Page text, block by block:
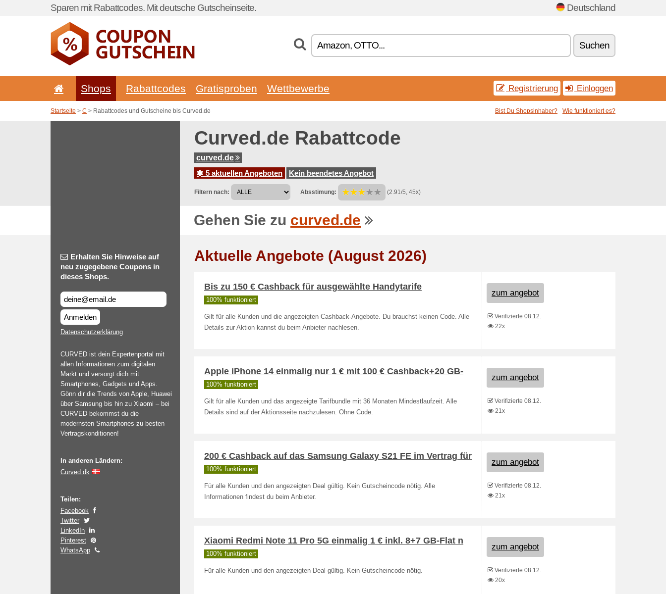
Sparen mit Rabattcodes. Mit deutsche Gutscheinseite. Deutschland
Suchen
Shops Rabattcodes Gratisproben Wettbewerbe Registrierung Einloggen
Startseite > C > Rabattcodes und Gutscheine bis Curved.de Bist Du Shopsinhaber? Wie funktioniert es?
Curved.de Rabattcode
curved.de
5 aktuellen Angeboten
Kein beendetes Angebot
Filtern nach: Absstimung: (2.91/5, 45x)
Gehen Sie zu curved.de
Erhalten Sie Hinweise auf
neu zugegebene Coupons in
dieses Shops.
Anmelden
Datenschutzerklärung
CURVED ist dein Expertenportal mit
allen Informationen zum digitalen
Markt und versorgt dich mit
Smartphones, Gadgets und Apps.
Gönn dir die Trends von Apple, Huawei
über Samsung bis hin zu Xiaomi – bei
CURVED bekommst du die
modernsten Smartphones zu besten
Vertragskonditionen!
In anderen Ländern:
Curved.dk
Teilen:
Facebook
Twitter
LinkedIn
Pinterest
WhatsApp
Aktuelle Angebote (August 2026)
Bis zu 150 € Cashback für ausgewählte Handytarife
100% funktioniert
Gilt für alle Kunden und die angezeigten Cashback-Angebote. Du brauchst keinen Code. Alle
Details zur Aktion kannst du beim Anbieter nachlesen.
zum angebot
Verifizierte 08.12.
22x
Apple iPhone 14 einmalig nur 1 € mit 100 € Cashback+20 GB-
100% funktioniert
Gilt für alle Kunden und das angezeigte Tarifbundle mit 36 Monaten Mindestlaufzeit. Alle
Details sind auf der Aktionsseite nachzulesen. Ohne Code.
zum angebot
Verifizierte 08.12.
21x
200 € Cashback auf das Samsung Galaxy S21 FE im Vertrag für
100% funktioniert
Für alle Kunden und den angezeigten Deal gültig. Kein Gutscheincode nötig. Alle
Informationen findest du beim Anbieter.
zum angebot
Verifizierte 08.12.
21x
Xiaomi Redmi Note 11 Pro 5G einmalig 1 € inkl. 8+7 GB-Flat n
100% funktioniert
Für alle Kunden und den angezeigten Deal gültig. Kein Gutscheincode nötig.
zum angebot
Verifizierte 08.12.
20x